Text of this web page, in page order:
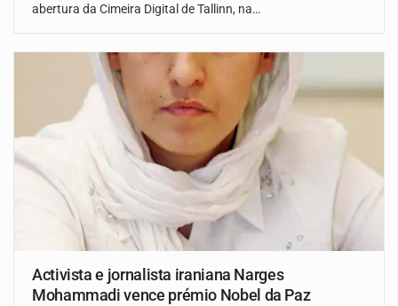
abertura da Cimeira Digital de Tallinn, na…
Activista e jornalista iraniana Narges
Mohammadi vence prémio Nobel da Paz